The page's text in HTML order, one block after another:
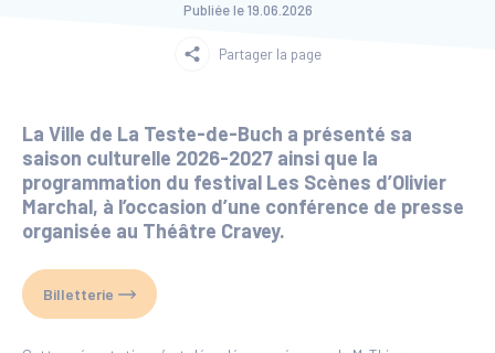
Publiée le19.06.2026
Partager la page
La Ville de La Teste-de-Buch a présenté sa
saison culturelle 2026-2027 ainsi que la
programmation du festival Les Scènes d’Olivier
Marchal, à l’occasion d’une conférence de presse
organisée au Théâtre Cravey.
Billetterie